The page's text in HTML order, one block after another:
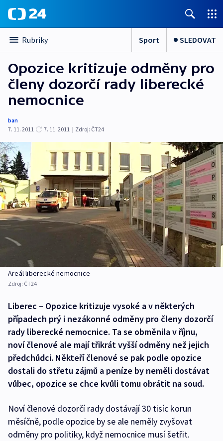
Rubriky Sport SLEDOVAT
Opozice kritizuje odměny pro
členy dozorčí rady liberecké
nemocnice
ban
7. 11. 2011
7. 11. 2011 | Zdroj: ČT24
Areál liberecké nemocnice
Zdroj: ČT24
Liberec – Opozice kritizuje vysoké a v některých
případech prý i nezákonné odměny pro členy dozorčí
rady liberecké nemocnice. Ta se obměnila v říjnu,
noví členové ale mají třikrát vyšší odměny než jejich
předchůdci. Někteří členové se pak podle opozice
dostali do střetu zájmů a peníze by neměli dostávat
vůbec, opozice se chce kvůli tomu obrátit na soud.
Noví členové dozorčí rady dostávají 30 tisíc korun
měsíčně, podle opozice by se ale neměly zvyšovat
odměny pro politiky, když nemocnice musí šetřit.